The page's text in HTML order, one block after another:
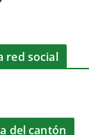
red social
del cantón